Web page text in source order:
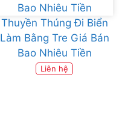
Thuyền Thúng Đi Biển
Làm Bằng Tre Giá Bán
Bao Nhiêu Tiền
Liên hệ